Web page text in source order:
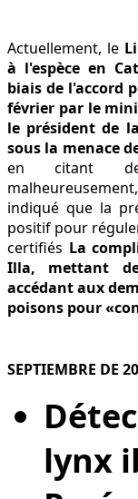
Actuellement, le
à l'espèce en
biais de l'accord
février par le
le président de
sous la menace
en citant
indiqué que la
positif pour
certifiés La
Illa, mettant
accédant aux
poisons pour
SEPTIEMBRE DE
lynx